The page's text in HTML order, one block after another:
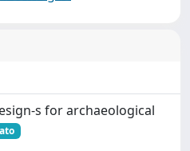
s for archaeological